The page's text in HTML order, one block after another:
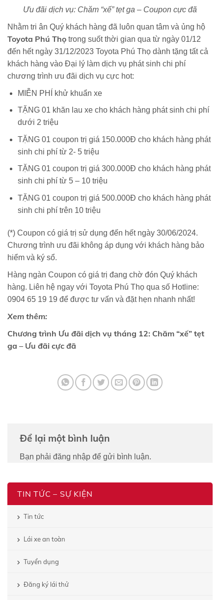
TIN TỨC – SỰ KIỆN
Tin tức
Lái xe an toàn
Tuyển dụng
Đăng ký lái thử
Ưu đãi dịch vụ: Chăm “xế” tẹt ga – Coupon cực đã
Nhằm tri ân Quý khách hàng đã luôn quan tâm và ủng hộ
Toyota Phú Thọ trong suốt thời gian qua từ ngày 01/12
đến hết ngày 31/12/2023 Toyota Phú Thọ dành tặng tất cả
khách hàng vào Đại lý làm dịch vụ phát sinh chi phí
chương trình ưu đãi dịch vụ cực hot:
MIỄN PHÍ khử khuẩn xe
TẶNG 01 khăn lau xe cho khách hàng phát sinh chi phí
dưới 2 triệu
TẶNG 01 coupon trị giá 150.000Đ cho khách hàng phát
sinh chi phí từ 2- 5 triệu
TẶNG 01 coupon trị giá 300.000Đ cho khách hàng phát
sinh chi phí từ 5 – 10 triệu
TẶNG 01 coupon trị giá 500.000Đ cho khách hàng phát
sinh chi phí trên 10 triệu
(*) Coupon có giá trị sử dụng đến hết ngày 30/06/2024.
Chương trình ưu đãi không áp dụng với khách hàng bảo
hiểm và ký sổ.
Hàng ngàn Coupon có giá trị đang chờ đón Quý khách
hàng. Liên hệ ngay với Toyota Phú Thọ qua số Hotline:
0904 65 19 19 để được tư vấn và đặt hẹn nhanh nhất!
Xem thêm:
Chương trình Ưu đãi dịch vụ tháng 12: Chăm “xế” tẹt
ga – Ưu đãi cực đã
Để lại một bình luận
Bạn phải đăng nhập để gửi bình luận.